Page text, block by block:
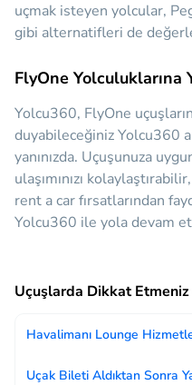
uçmak isteyen yolcular,
gibi alternatifleri de
FlyOne Yolculuklarına
Yolcu360, FlyOne
duyabileceğinizYolcu360
yanınızda. Uçuşunuza
ulaşımınızı
rent a car fırsatlarından
Yolcu360 ile yola devam
Uçuşlarda Dikkat
Havalimanı Lounge
Uçak Bileti Aldıktan Sonra